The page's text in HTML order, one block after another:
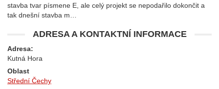
stavba tvar písmene E, ale celý projekt se nepodařilo dokončit a
tak dnešní stavba m…
ADRESA A KONTAKTNÍ INFORMACE
Adresa:
Kutná Hora
Oblast
Střední Čechy